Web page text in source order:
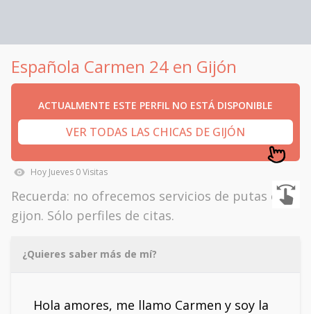
Española Carmen 24 en Gijón
ACTUALMENTE ESTE PERFIL NO ESTÁ DISPONIBLE
VER TODAS LAS CHICAS DE GIJÓN
Hoy Jueves 0Visitas
Recuerda: no ofrecemos servicios de putas en
gijon. Sólo perfiles de citas.
¿Quieres saber más de mí?
Hola amores, me llamo Carmen y soy la